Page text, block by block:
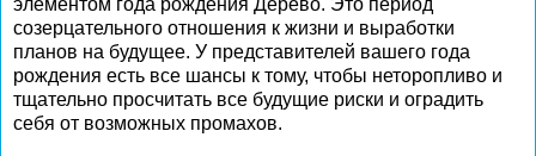
созерцательного отношения к жизни и выработки
планов на будущее. У представителей вашего года
рождения есть все шансы к тому, чтобы неторопливо и
тщательно просчитать все будущие риски и оградить
себя от возможных промахов.